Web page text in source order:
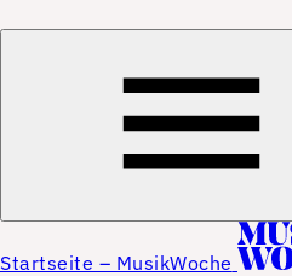
Startseite – MusikWoche